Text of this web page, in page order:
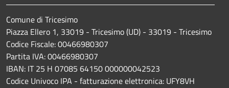
Comune di Tricesimo
Piazza Ellero 1, 33019 - Tricesimo (UD) - 33019 - Tricesimo
Codice Fiscale: 00466980307
Partita IVA: 00466980307
IBAN: IT 25 H 07085 64150 000000042523
Codice Univoco IPA - fatturazione elettronica: UFY8VH